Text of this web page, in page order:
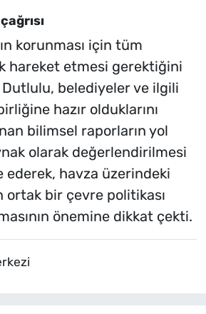
korunması için tüm
hareket etmesi gerektiğini
belediyeler ve ilgili
hazır olduklarını
bilimsel raporların yol
olarak değerlendirilmesi
havza üzerindeki
ortak bir çevre politikası
önemine dikkat çekti.